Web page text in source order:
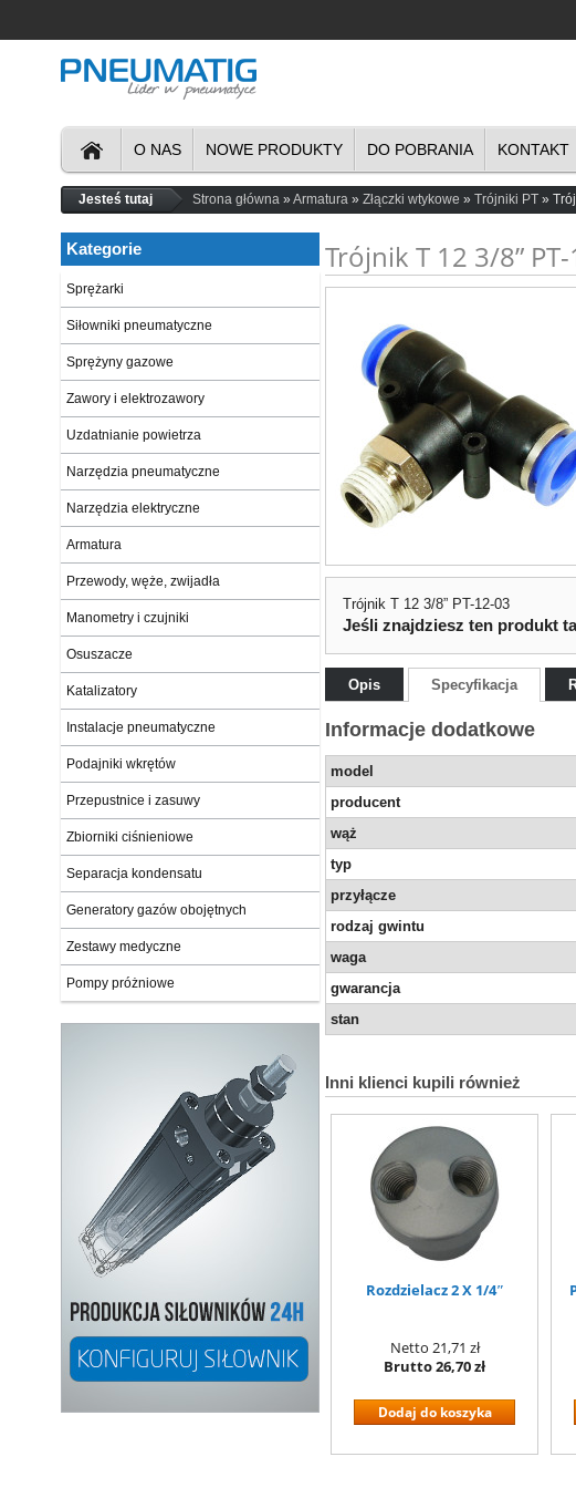
O NAS NOWE PRODUKTY DO POBRANIA KONTAKT
Jesteś tutaj Strona główna Armatura Złączki wtykowe Trójniki PT
Trójnik T 12 3/8”
Trójnik T 12 3/8” PT-12-03
Jeśli znajdziesz ten produkt
Opis Specyfikacja
Informacje dodatkowe
model
producent
wąż
typ
przyłącze
rodzaj gwintu
waga
gwarancja
stan
Inni klienci kupili również
Rozdzielacz 2 X 1/4″
Netto 21,71 zł
Brutto26,70 zł
Dodaj do koszyka
Kategorie
Sprężarki
Siłowniki pneumatyczne
Sprężyny gazowe
Zawory i elektrozawory
Uzdatnianie powietrza
Narzędzia pneumatyczne
Narzędzia elektryczne
Armatura
Przewody, węże, zwijadła
Manometry i czujniki
Osuszacze
Katalizatory
Instalacje pneumatyczne
Podajniki wkrętów
Przepustnice i zasuwy
Zbiorniki ciśnieniowe
Separacja kondensatu
Generatory gazów obojętnych
Zestawy medyczne
Pompy próżniowe